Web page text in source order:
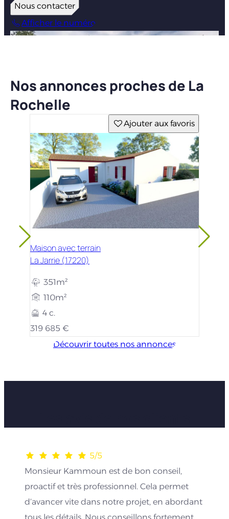
Nous contacter
Afficher le numéro
Nos annonces proches de La
Rochelle
Ajouter aux favoris
Maison avec terrain
La Jarrie (17220)
351m²
110m²
4 c.
319 685 €
Découvrir toutes nos annonces
5/5
Monsieur Kammoun est de bon conseil,
proactif et très professionnel. Cela permet
d’avancer vite dans notre projet, en abordant